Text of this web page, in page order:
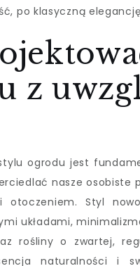
po klasyczną
z
ogrodu jest
nasze
Styl
układami,
rośliny o zwartej,
naturalności i